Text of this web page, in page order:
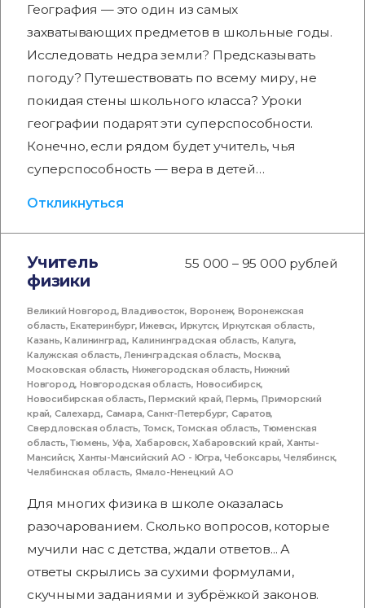
География — это один из самых
захватывающих предметов в школьные годы.
Исследовать недра земли? Предсказывать
погоду? Путешествовать по всему миру, не
покидая стены школьного класса? Уроки
географии подарят эти суперспособности.
Конечно, если рядом будет учитель, чья
суперспособность — вера в детей…
Откликнуться
Учитель
физики
55 000 – 95 000 рублей
Великий Новгород,Владивосток, Воронеж,Воронежская
область,Екатеринбург,Ижевск, Иркутск,Иркутская область,
Казань,Калининград, Калининградская область, Калуга,
Калужская область,Ленинградская область, Москва,
Московская область,Нижегородская область,Нижний
Новгород,Новгородская область, Новосибирск,
Новосибирская область,Пермский край,Пермь,Приморский
край, Салехард, Самара,Санкт-Петербург, Саратов,
Свердловская область, Томск,Томская область, Тюменская
область,Тюмень, Уфа, Хабаровск,Хабаровский край, Ханты-
Мансийск,Ханты-Мансийский АО - Югра,Чебоксары,Челябинск,
Челябинская область, Ямало-Ненецкий АО
Для многих физика в школе оказалась
разочарованием. Сколько вопросов, которые
мучили нас с детства, ждали ответов... А
ответы скрылись за сухими формулами,
скучными заданиями и зубрёжкой законов.